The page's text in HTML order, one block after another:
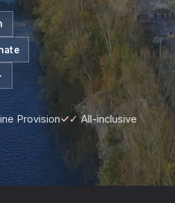
Provision✓✓ All-inclusive